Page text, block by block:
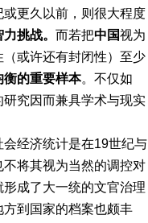
更久以前，则很大程度
挑战。 而若把中国视为
或许还有封闭性）至少
衡的重要样本。不仅如
究因而兼具学术与现实
会经济统计是在19世纪与
将其视为当然的调控对
成了大一统的文官治理
到国家的档案也颇丰